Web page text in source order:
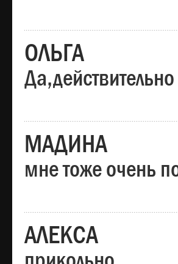
ОЛЬГА
МАДИНА
мне тоже очень
АЛЕКСА